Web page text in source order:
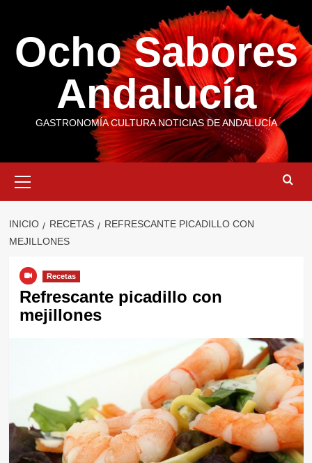
contenido
Ocho Sabores
Andalucía
GASTRONOMÍA CULTURA NOTICIAS DE ANDALUCÍA
primario
INICIO RECETAS
REFRESCANTE PICADILLO CON
MEJILLONES
Recetas
Refrescante picadillo con
mejillones